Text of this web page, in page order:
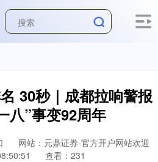
30秒｜成都拉响警报
八”事变92周年
网站：元鼎证券-官方开户网站欢迎
查看：231